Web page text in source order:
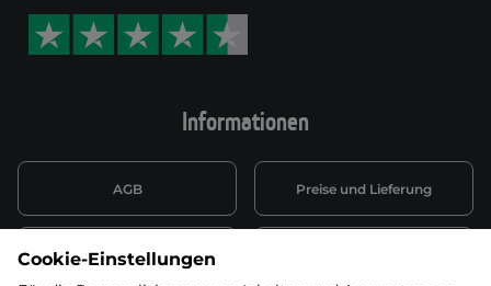
Informationen
AGB Preise und Lieferung
Datenschutzerklärung
Cookie-Einstellungen